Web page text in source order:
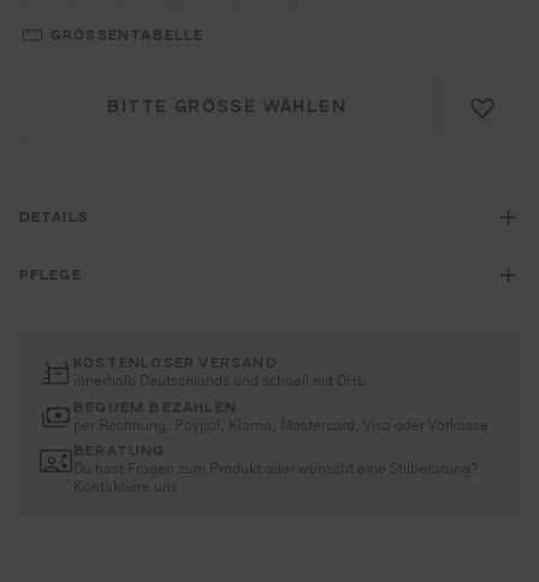
GRÖSSENTABELLE
BITTE GRÖSSE WÄHLEN
DETAILS
PFLEGE
KOSTENLOSER VERSAND
innerhalb Deutschlands und schnell mit DHL
BEQUEM BEZAHLEN
per Rechnung, Paypal, Klarna, Mastercard, Visa oder Vorkasse
BERATUNG
Du hast Fragen zum Produkt oder wünscht eine Stilberatung?
Kontaktiere uns